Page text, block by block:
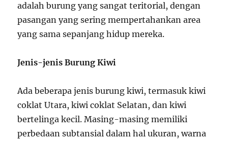
adalah burung yang sangat teritorial, dengan
pasangan yang sering mempertahankan area
yang sama sepanjang hidup mereka.
Jenis-jenis Burung Kiwi
Ada beberapa jenis burung kiwi, termasuk kiwi
coklat Utara, kiwi coklat Selatan, dan kiwi
bertelinga kecil. Masing-masing memiliki
perbedaan subtansial dalam hal ukuran, warna